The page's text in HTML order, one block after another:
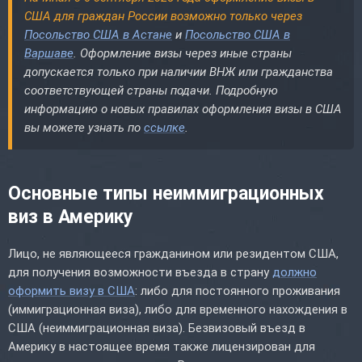
США для граждан России возможно только через
Посольство США в Астане и Посольство США в
Варшаве . Оформление визы через иные страны
допускается только при наличии ВНЖ или гражданства
соответствующей страны подачи. Подробную
информацию о новых правилах оформления визы в США
вы можете узнать по ссылке
Основные типы неиммиграционных
виз в Америку
Лицо, не являющееся гражданином или резидентом США,
для получения возможности въезда в страну должно
оформить визу в США: либо для постоянного проживания
(иммиграционная виза), либо для временного нахождения в
США (неиммиграционная виза). Безвизовый въезд в
Америку в настоящее время также лицензирован для